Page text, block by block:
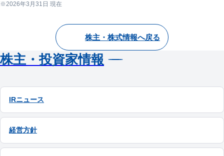
2026年3月31日 現在
株主・株式情報へ戻る
株主・投資家情報
IRニュース
経営方針